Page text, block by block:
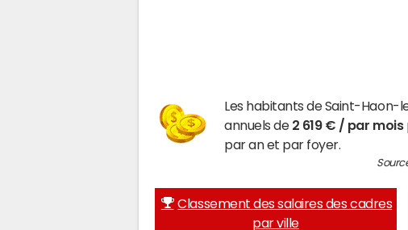
Les habitants de Saint-Haon-
annuels de 2 619 € / par mois
par an et par foyer.
Classement des salaires des cadres
par ville